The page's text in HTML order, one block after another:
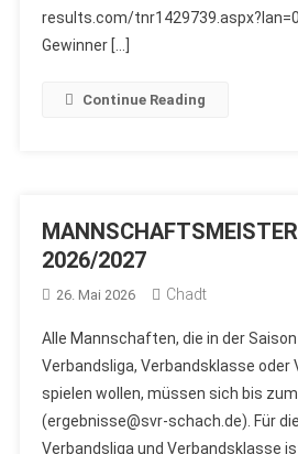
results.com/
Gewinner […]
Continue Reading
2026/2027
26. Mai 2026 Chadt
Alle Mannschaften, die in der
Verbandsliga, Verbandsklasse oder
spielen wollen, müssen sich bis
(ergebnisse@svr-schach.de). Für
Verbandsliga und Verbandsklasse